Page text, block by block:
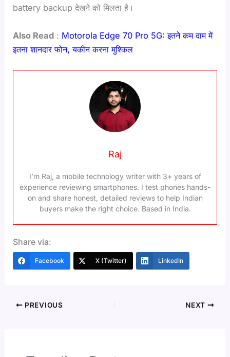
battery backup देखने को मिलता है।
Also Read : Motorola Edge 70 Pro 5G: इतने कम दाम में
इतना शानदार फोन, यकीन करना मुश्किल
Raj
I’m Raj, a mobile technology writer with 3+ years of
experience reviewing smartphones. I test phones hands-
on and share honest, detailed reviews to help Indian
buyers make the right choice. Based in India.
Share via:
Facebook X (Twitter) LinkedIn
PREVIOUS NEXT